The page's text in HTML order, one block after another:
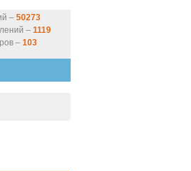
– 50273
– 1119
– 103